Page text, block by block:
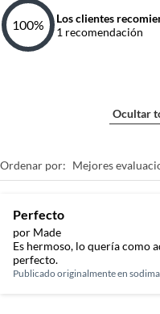
100%
Los clientes
1 recomendación
Ocultar
Ordenar por: Mejores
Perfecto
por Made
Es hermoso, lo quería como
perfecto.
Publicado originalmente en